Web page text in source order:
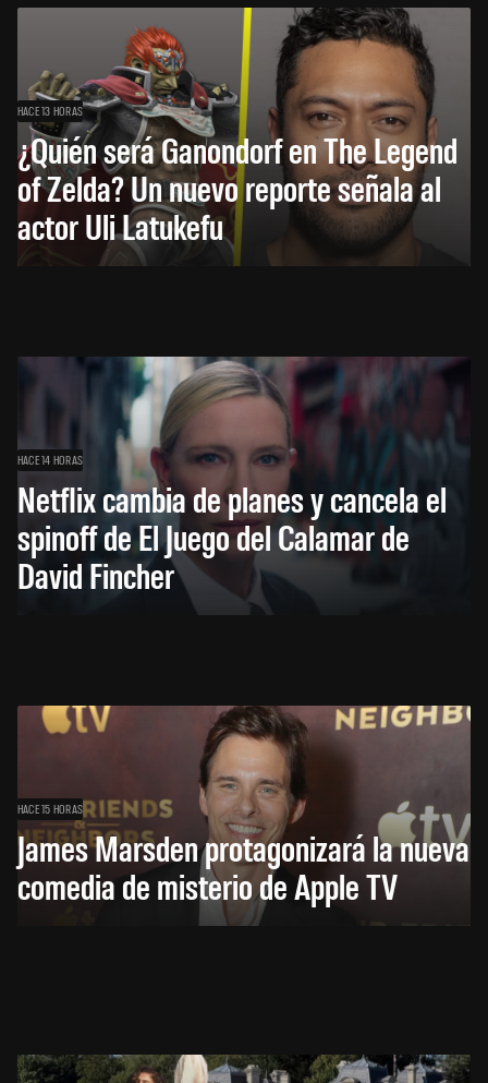
HACE 13 HORAS
¿Quién será Ganondorf en The Legend
of Zelda? Un nuevo reporte señala al
actor Uli Latukefu
HACE 14 HORAS
Netflix cambia de planes y cancela el
spinoff de El Juego del Calamar de
David Fincher
HACE 15 HORAS
James Marsden protagonizará la nueva
comedia de misterio de Apple TV